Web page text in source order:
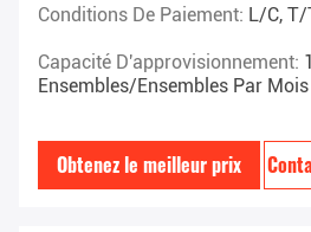
Conditions De Paiement: L/C, T/
Capacité D'approvisionnement:
Ensembles/ensembles Par Mois
Obtenez le meilleur prix